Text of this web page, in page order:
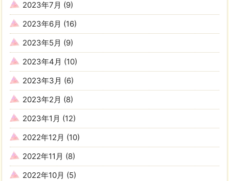
2023年7月 (9)
2023年6月 (16)
2023年5月 (9)
2023年4月 (10)
2023年3月 (6)
2023年2月 (8)
2023年1月 (12)
2022年12月 (10)
2022年11月 (8)
2022年10月 (5)